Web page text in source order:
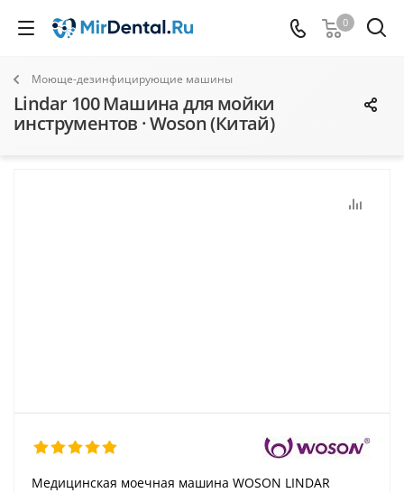
0
Моюще-дезинфицирующие машины
Lindar 100 Машина для мойки
инструментов · Woson (Китай)
Медицинская моечная машина WOSON LINDAR